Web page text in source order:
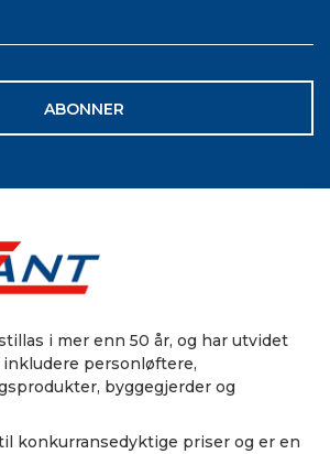
ABONNER
i mer enn 50 år, og har utvidet
personløftere,
byggegjerder og
konkurransedyktige priser og er en